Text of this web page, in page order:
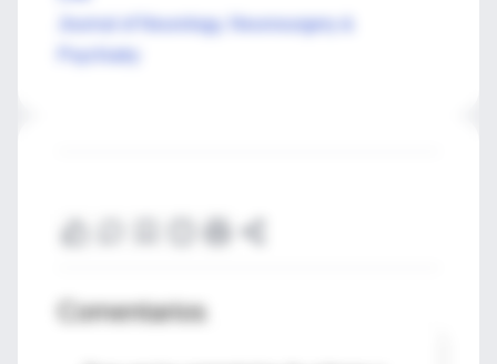
Journal of Neurology, Neurosurgery &
Comentarios